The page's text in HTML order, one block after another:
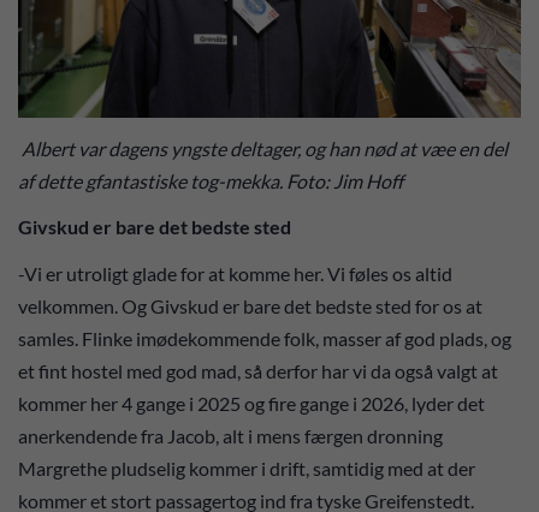
Albert var dagens yngste deltager, og han nød at væe en del
af dette gfantastiske tog-mekka. Foto: Jim Hoff
Givskud er bare det bedste sted
-Vi er utroligt glade for at komme her. Vi føles os altid
velkommen. Og Givskud er bare det bedste sted for os at
samles. Flinke imødekommende folk, masser af god plads, og
et fint hostel med god mad, så derfor har vi da også valgt at
kommer her 4 gange i 2025 og fire gange i 2026, lyder det
anerkendende fra Jacob, alt i mens færgen dronning
Margrethe pludselig kommer i drift, samtidig med at der
kommer et stort passagertog ind fra tyske Greifenstedt.